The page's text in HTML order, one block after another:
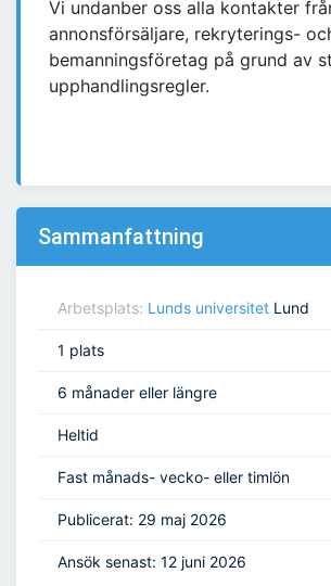
Vi undanber oss alla kontakter
annonsförsäljare, rekryterings-
bemanningsföretag på grund av
upphandlingsregler.
Sammanfattning
Arbetsplats: Lunds universitet Lund
1 plats
6 månader eller längre
Heltid
Fast månads- vecko- eller timlön
Publicerat: 29 maj 2026
Ansök senast: 12 juni 2026